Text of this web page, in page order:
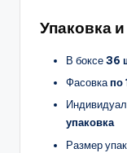
Упаковка
В боксе36
Фасовкапо
упаковка
Размер